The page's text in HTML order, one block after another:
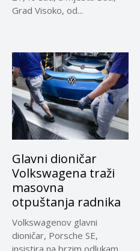
Grad Visoko, od...
Glavni dioničar
Volkswagena traži
masovna
otpuštanja radnika
Volkswagenov glavni
dioničar, Porsche SE,